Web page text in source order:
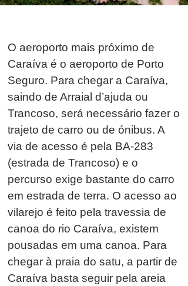
O aeroporto mais próximo de
Caraíva é o aeroporto de Porto
Seguro. Para chegar a Caraíva,
saindo de Arraial d’ajuda ou
Trancoso, será necessário fazer o
trajeto de carro ou de ónibus. A
via de acesso é pela BA-283
(estrada de Trancoso) e o
percurso exige bastante do carro
em estrada de terra. O acesso ao
vilarejo é feito pela travessia de
canoa do rio Caraíva, existem
pousadas em uma canoa. Para
chegar à praia do satu, a partir de
Caraíva basta seguir pela areia